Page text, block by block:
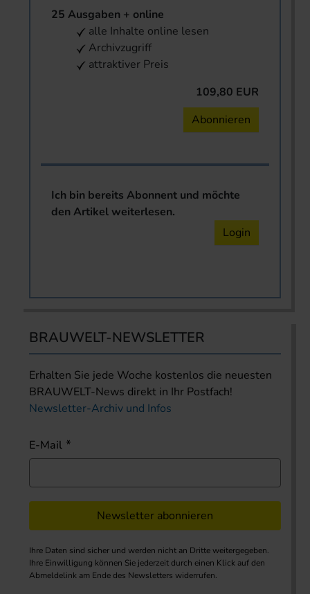
25 Ausgaben + online
alle Inhalte online lesen
Archivzugriff
attraktiver Preis
109,80 EUR
Abonnieren
Ich bin bereits Abonnent und möchte
den Artikel weiterlesen.
Login
BRAUWELT-NEWSLETTER
Erhalten Sie jede Woche kostenlos die neuesten
BRAUWELT-News direkt in Ihr Postfach!
Newsletter-Archiv und Infos
E-Mail
Newsletter abonnieren
Ihre Daten sind sicher und werden nicht an Dritte weitergegeben.
Ihre Einwilligung können Sie jederzeit durch einen Klick auf den
Abmeldelink am Ende des Newsletters widerrufen.